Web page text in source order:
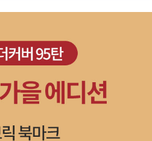
“나, 위인 안 할래!” 하는 아이들까지
네 할아버지 할머니 살아오신 이야
신 이야기에 감동과 기쁨과 슬픔과
야기하지 않습니